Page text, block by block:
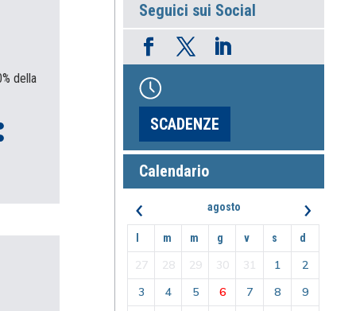
della
Seguici sui Social
SCADENZE
Calendario
‹ agosto ›
m m g v s d
27 28 29 30 31 1
2
3
4 5 6 7 8
9